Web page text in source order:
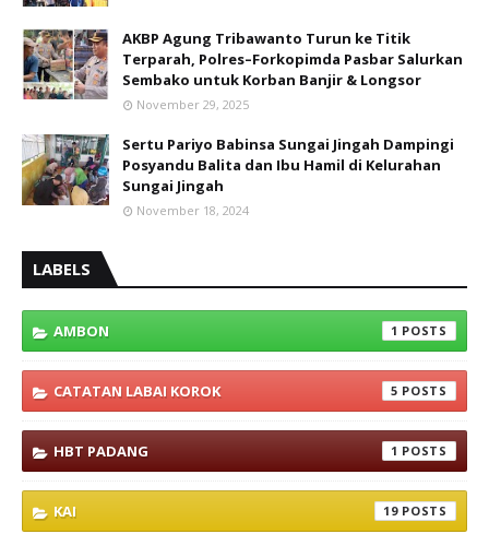
AKBP Agung Tribawanto Turun ke Titik
Terparah, Polres–Forkopimda Pasbar Salurkan
Sembako untuk Korban Banjir & Longsor
November 29, 2025
Sertu Pariyo Babinsa Sungai Jingah Dampingi
Posyandu Balita dan Ibu Hamil di Kelurahan
Sungai Jingah
November 18, 2024
LABELS
AMBON 1
CATATAN LABAI KOROK 5
HBT PADANG 1
KAI 19